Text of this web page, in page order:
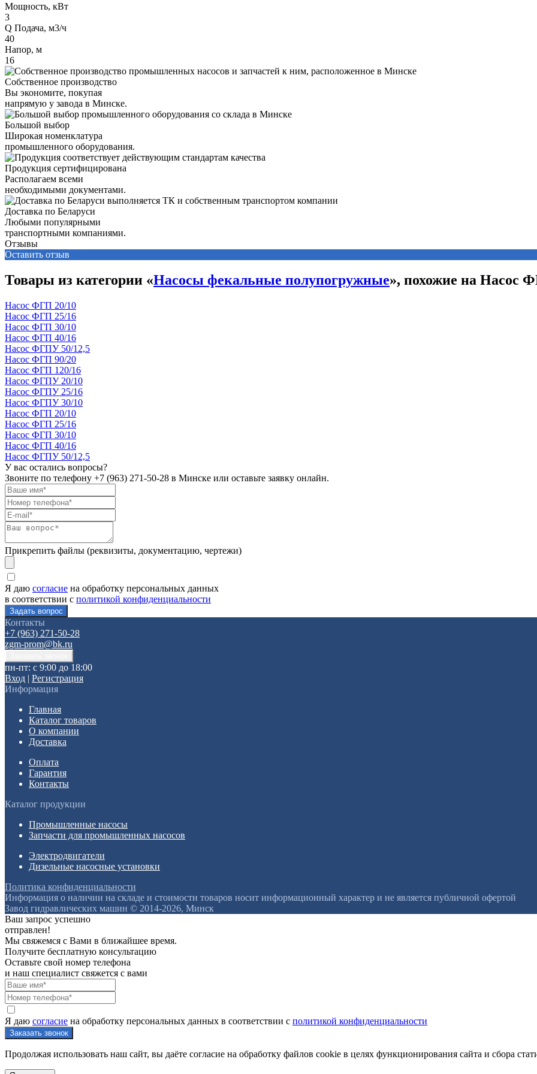
Мощность, кВт
3
Q Подача, м3/ч
40
Напор, м
16
Собственное производство
Вы экономите, покупая
напрямую у завода в Минске.
Большой выбор
Широкая номенклатура
промышленного оборудования.
Продукция сертифицирована
Располагаем всеми
необходимыми документами.
Доставка по Беларуси
Любыми популярными
транспортными компаниями.
Отзывы
Оставить отзыв
Товары из категории «Насосы фекальные полупогружные», похожие на Насос
Насос ФГП 20/10
Насос ФГП 25/16
Насос ФГП 30/10
Насос ФГП 40/16
Насос ФГПУ 50/12,5
Насос ФГП 90/20
Насос ФГП 120/16
Насос ФГПУ 20/10
Насос ФГПУ 25/16
Насос ФГПУ 30/10
Насос ФГП 20/10
Насос ФГП 25/16
Насос ФГП 30/10
Насос ФГП 40/16
Насос ФГПУ 50/12,5
У вас остались вопросы?
Звоните по телефону +7 (963) 271-50-28 в Минске или оставьте заявку онлайн.
Прикрепить файлы (реквизиты, документацию, чертежи)
Я даю согласие на обработку персональных данных
в соответствии с политикой конфиденциальности
Контакты
+7 (963) 271-50-28
zgm-prom@bk.ru
пн-пт: с 9:00 до 18:00
Вход | Регистрация
Информация
Главная
Каталог товаров
О компании
Доставка
Оплата
Гарантия
Контакты
Каталог продукции
Промышленные насосы
Запчасти для промышленных насосов
Электродвигатели
Дизельные насосные установки
Политика конфиденциальности
Информация о наличии на складе и стоимости товаров носит информационный характер и не является публичной офертой
Завод гидравлических машин © 2014-2026, Минск
Ваш запрос успешно
отправлен!
Мы свяжемся с Вами в ближайшее время.
Получите бесплатную консультацию
Оставьте свой номер телефона
и наш специалист свяжется с вами
Я даю согласие на обработку персональных данных в соответствии с политикой конфиденциальности
Продолжая использовать наш сайт, вы даёте согласие на обработку файлов cookie в целях функционирования сайта и сбора